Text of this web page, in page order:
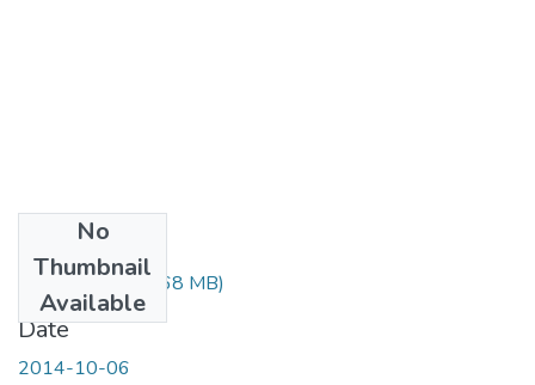
No
Thumbnail
Available
memoire.pdf(16.68 MB)
Date
2014-10-06